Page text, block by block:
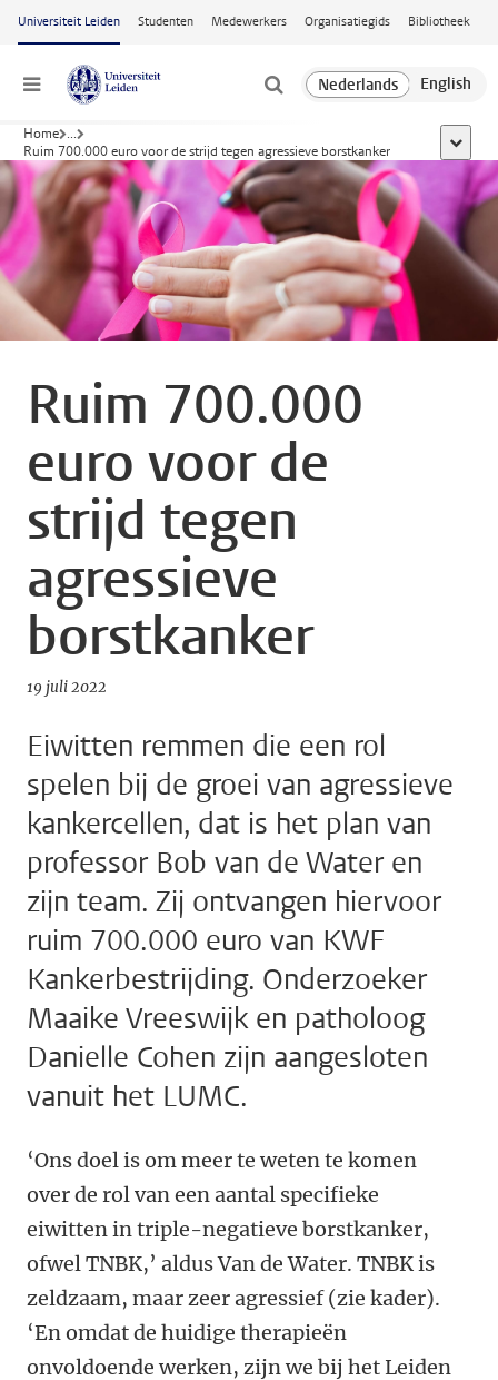
Ga naar hoofdinhoud
Universiteit Leiden Studenten Medewerkers Organisatiegids Bibliotheek
Menu
Home ...
Ruim 700.000 euro voor de strijd tegen agressieve borstkanker
toon
Ruim 700.000
euro voor de
strijd tegen
agressieve
borstkanker
19 juli 2022
Eiwitten remmen die een rol
spelen bij de groei van agressieve
kankercellen, dat is het plan van
professor Bob van de Water en
zijn team. Zij ontvangen hiervoor
ruim 700.000 euro van KWF
Kankerbestrijding. Onderzoeker
Maaike Vreeswijk en patholoog
Danielle Cohen zijn aangesloten
vanuit het LUMC.
‘Ons doel is om meer te weten te komen
over de rol van een aantal specifieke
eiwitten in triple-negatieve borstkanker,
ofwel TNBK,’ aldus Van de Water. TNBK is
zeldzaam, maar zeer agressief (zie kader).
‘En omdat de huidige therapieën
onvoldoende werken, zijn we bij het Leiden